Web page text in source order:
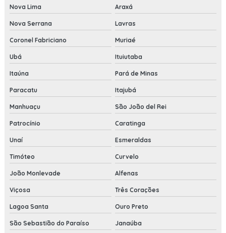
Nova Lima Araxá
Nova Serrana Lavras
Coronel Fabriciano Muriaé
Ubá Ituiutaba
Itaúna Pará de Minas
Paracatu Itajubá
Manhuaçu São João del Rei
Patrocínio Caratinga
Unaí Esmeraldas
Timóteo Curvelo
João Monlevade Alfenas
Viçosa Três Corações
Lagoa Santa Ouro Preto
São Sebastião do Paraíso Janaúba